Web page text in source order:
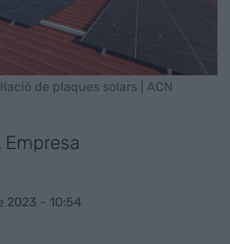
de plaques solars | ACN
Empresa
2023 - 10:54